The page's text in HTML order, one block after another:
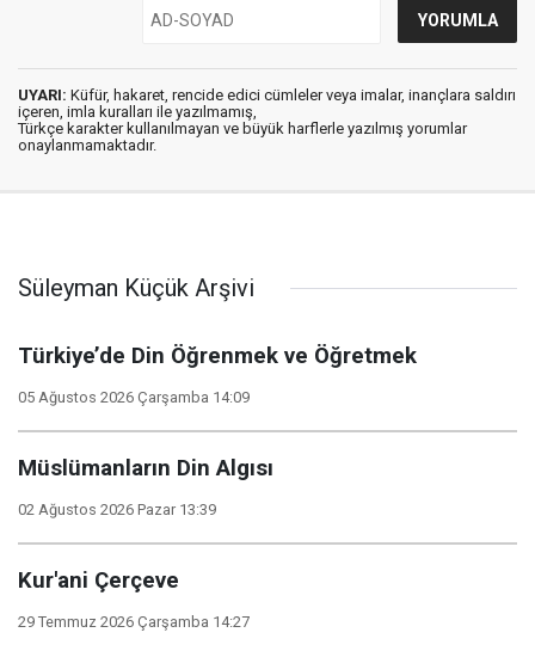
UYARI: Küfür, hakaret, rencide edici cümleler veya imalar, inançlara saldırı
içeren, imla kuralları ile yazılmamış,
Türkçe karakter kullanılmayan ve büyük harflerle yazılmış yorumlar
onaylanmamaktadır.
Süleyman Küçük Arşivi
Türkiye’de Din Öğrenmek ve Öğretmek
05 Ağustos 2026 Çarşamba 14:09
Müslümanların Din Algısı
02 Ağustos 2026 Pazar 13:39
Kur'ani Çerçeve
29 Temmuz 2026 Çarşamba 14:27